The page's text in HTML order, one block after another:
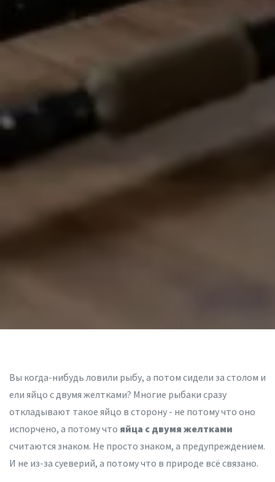
Вы когда-нибудь ловили рыбу, а потом сидели за столом и
ели яйцо с двумя желтками? Многие рыбаки сразу
откладывают такое яйцо в сторону - не потому что оно
испорчено, а потому что яйца с двумя желтками
считаются знаком. Не просто знаком, а предупреждением.
И не из-за суеверий, а потому что в природе всё связано.